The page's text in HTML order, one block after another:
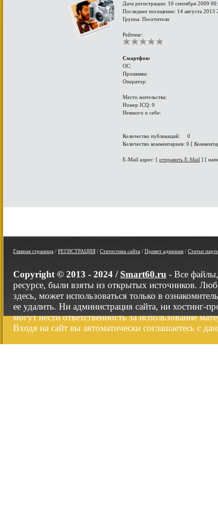
Дата регистрации: 10 сентября 2009
Последнее посещение: 14 августа 2013
Группа: Посетители
Рейтинг:
Смартфон:
ОС:
Прошивка:
Оператор:
Место жительства:
Номер ICQ: 0
Немного о себе:
Количество публикаций: 0
Количество комментариев: 0 [
E-Mail адрес: [ отправить E-Mail ] [
Главная страница / РЕГИСТРАЦИЯ / Статистика сайта / Привет админам / Статьи
Copyright © 2013 - 2024 / Smart60.ru - Все
ресурсе, были взяты из открытых источников.
здесь, может использоваться только в
ее удалить. Ни администрация сайта, ни хостинг-
могут нести ответственность за использование
Входя на сайт вы автоматически соглашаетесь с